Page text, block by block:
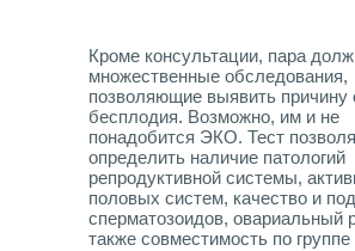
Кроме консультации, пара
множественные обследования,
позволяющие выявить причину
бесплодия. Возможно, им и не
понадобится ЭКО. Тест
определить наличие патологий
репродуктивной системы,
половых систем, качество и
сперматозоидов, овариальный
также совместимость по группе